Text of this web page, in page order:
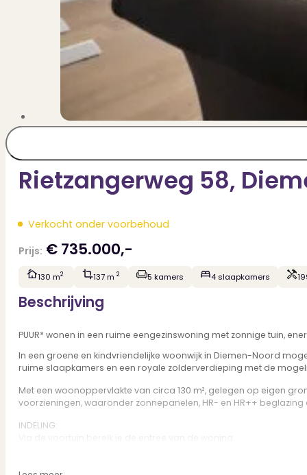
Rietzangerweg 58,
Verkocht onder voorbehoud
Prijs: € 735.000,-
130 m2 137 m2 5 kamers 4 slaapkamers
Beschrijving
PUUR* wonen in een ruime eengezinswoning met zonnige tuin,
In een groene en kindvriendelijke woonwijk in Diemen-Noord
ruime slaapkamers en een royale zolderverdieping met de
Met een woonoppervlakte van circa 130 m², gelegen op eigen
voorzieningen, waaronder zonnepanelen, HR- en HR++
INDELING: